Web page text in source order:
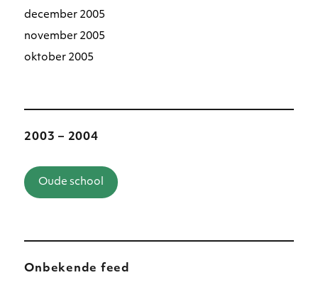
december 2005
november 2005
oktober 2005
2003 – 2004
Oude school
Onbekende feed